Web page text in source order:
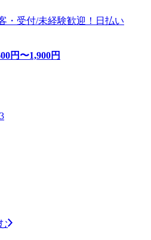
・受付/未経験歓迎！日払い
円〜1,900円